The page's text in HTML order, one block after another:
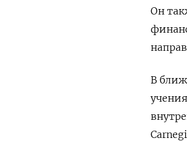
Он
В